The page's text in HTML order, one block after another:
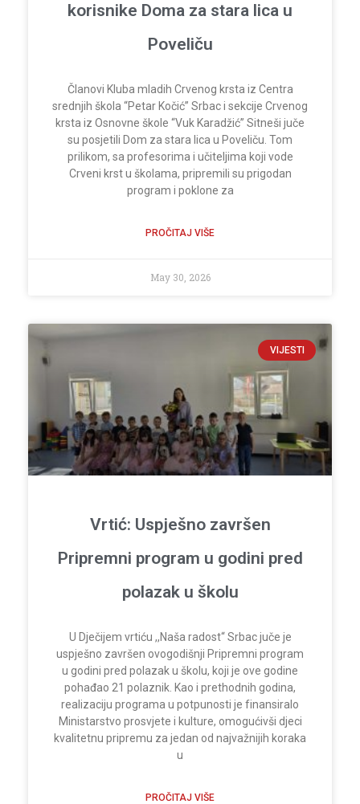
korisnike Doma za stara lica u
Poveliču
Članovi Kluba mladih Crvenog krsta iz Centra
srednjih škola “Petar Kočić” Srbac i sekcije Crvenog
krsta iz Osnovne škole “Vuk Karadžić” Sitneši juče
su posjetili Dom za stara lica u Poveliču. Tom
prilikom, sa profesorima i učiteljima koji vode
Crveni krst u školama, pripremili su prigodan
program i poklone za
PROČITAJ VIŠE
May 30, 2026
VIJESTI
Vrtić: Uspješno završen
Pripremni program u godini pred
polazak u školu
U Dječijem vrtiću ,,Naša radost“ Srbac juče je
uspješno završen ovogodišnji Pripremni program
u godini pred polazak u školu, koji je ove godine
pohađao 21 polaznik. Kao i prethodnih godina,
realizaciju programa u potpunosti je finansiralo
Ministarstvo prosvjete i kulture, omogućivši djeci
kvalitetnu pripremu za jedan od najvažnijih koraka
u
PROČITAJ VIŠE